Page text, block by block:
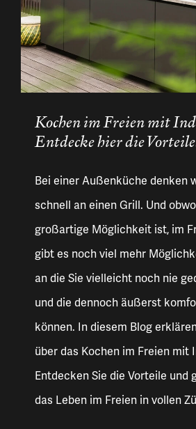
Kochen im Freien mit
Entdecke hier die
Bei einer Außenküche denken
schnell an einen Grill. Und
großartige Möglichkeit ist, im
gibt es noch viel mehr
an die Sie vielleicht noch nie
und die dennoch äußerst
können. In diesem Blog
über das Kochen im Freien mit
Entdecken Sie die Vorteile und
das Leben im Freien in vollen